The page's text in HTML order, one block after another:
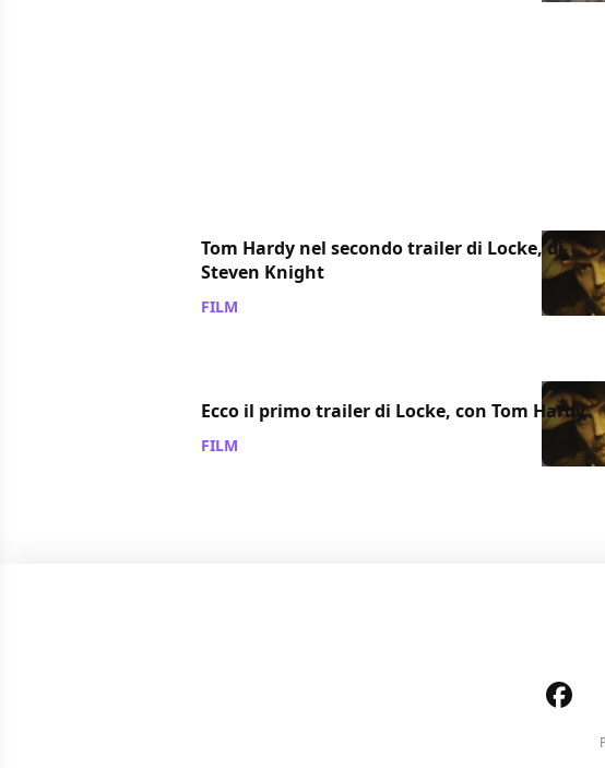
Tom Hardy nel secondo trailer di Locke, di
Steven Knight
FILM
Ecco il primo trailer di Locke, con Tom Hardy
FILM